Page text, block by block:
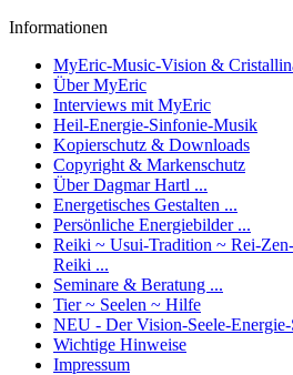
Informationen
MyEric-Music-Vision &
Über MyEric
Interviews mit MyEric
Heil-Energie-Sinfonie-Musik
Kopierschutz & Downloads
Copyright & Markenschutz
Über Dagmar Hartl ...
Energetisches Gestalten ...
Persönliche Energiebilder ...
Reiki ~ Usui-Tradition ~ Rei-
Reiki ...
Seminare & Beratung ...
Tier ~ Seelen ~ Hilfe
NEU - Der Vision-Seele-Energie-
Wichtige Hinweise
Impressum